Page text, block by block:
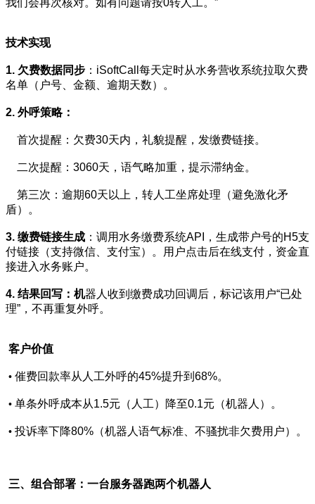
技术实现
1. 欠费数据同步 ：iSoftCall每天定时从水务营收系统拉取欠费
名单（户号、金额、逾期天数）。
2. 外呼策略：
首次提醒：欠费30天内，礼貌提醒，发缴费链接。
二次提醒：3060天，语气略加重，提示滞纳金。
第三次：逾期60天以上，转人工坐席处理（避免激化矛
盾）。
3. 缴费链接生成 ：调用水务缴费系统API，生成带户号的H5支
付链接（支持微信、支付宝）。用户点击后在线支付，资金直
接进入水务账户。
4. 结果回写：机器人收到缴费成功回调后，标记该用户“已处
理”，不再重复外呼。
客户价值
• 催费回款率从人工外呼的45%提升到68%。
• 单条外呼成本从1.5元（人工）降至0.1元（机器人）。
• 投诉率下降80%（机器人语气标准、不骚扰非欠费用户）。
三、组合部署：一台服务器跑两个机器人